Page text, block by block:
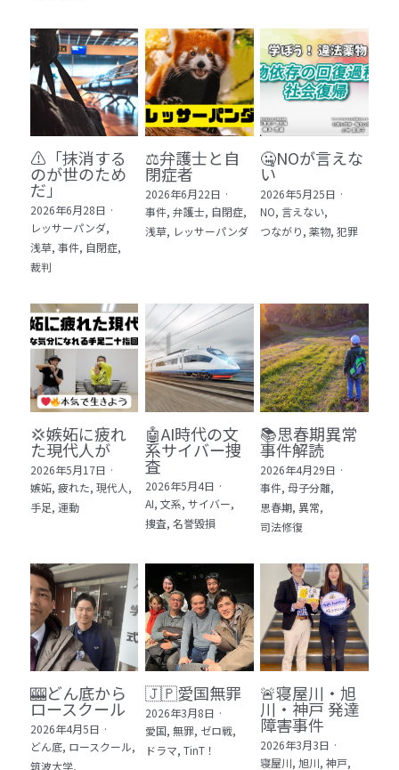
6 セールス・マーケティング・ビジネスモデ
ル 21冊
7 ライフスタイル・防災・科学技術 12冊
8 アジア・歴史・未来予測 11冊
🎬Dramas(おすすめの小説・漫画・ドラマ・
映画)
⚠️「抹消する
のが世のため
だ」​
2026年6月28日 ·
レッサーパンダ,
浅草, 事件, 自閉症,
裁判
⚖️弁護士と自
閉症者
2026年6月22日 ·
事件, 弁護士, 自閉症,
浅草, レッサーパンダ
🤐NOが言えな
い
2026年5月25日 ·
NO, 言えない,
つながり, 薬物, 犯罪
💢嫉妬に疲れ
た現代人が
2026年5月17日 ·
嫉妬, 疲れた, 現代人,
手足, 運動
🤖AI時代の文
系サイバー捜
査
2026年5月4日 ·
AI, 文系, サイバー,
捜査, 名誉毀損
📚思春期異常
事件解読
2026年4月29日 ·
事件, 母子分離,
思春期, 異常,
司法修復
🎰どん底から
ロースクール
2026年4月5日 ·
どん底, ロースクール,
筑波大学,
🇯🇵愛国無罪
2026年3月8日 ·
愛国, 無罪, ゼロ戦,
ドラマ, TinT！
🚨寝屋川・旭
川・神戸 発達
障害事件
2026年3月3日 ·
寝屋川, 旭川, 神戸,